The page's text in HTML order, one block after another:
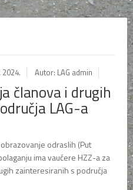
2024. Autor: LAG admin
članova i drugih
LAG-a
odraslih (Put
ima vaučere HZZ-a za
zainteresiranih s područja